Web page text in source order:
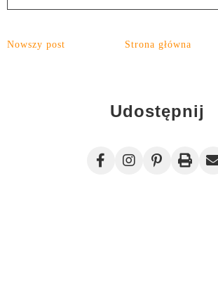
Nowszy post Strona główna
Udostępnij